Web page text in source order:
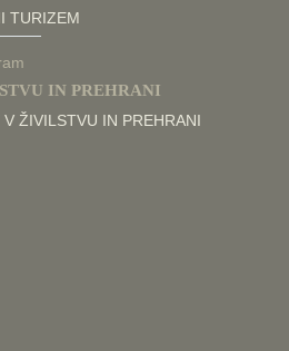
TURIZEM
IN PREHRANI
ŽIVILSTVU IN PREHRANI